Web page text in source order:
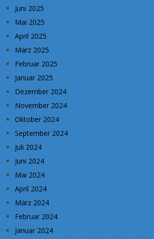
Juni 2025
Mai 2025
April 2025
März 2025
Februar 2025
Januar 2025
Dezember 2024
November 2024
Oktober 2024
September 2024
Juli 2024
Juni 2024
Mai 2024
April 2024
März 2024
Februar 2024
Januar 2024